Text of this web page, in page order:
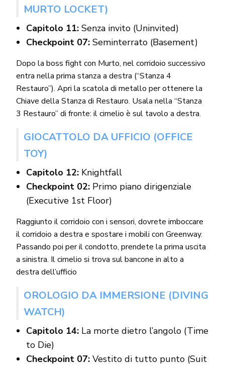
MURTO LOCKET)
Capitolo 11:Senza invito (Uninvited)
Checkpoint 07:Seminterrato (Basement)
Dopo la boss fight con Murto, nel corridoio successivo
entra nella prima stanza a destra (“Stanza 4
Restauro”). Apri la scatola di metallo per ottenere la
Chiave della Stanza di Restauro. Usala nella “Stanza
3 Restauro” di fronte: il cimelio è sul tavolo a destra.
GIOCATTOLO DA UFFICIO (OFFICE
TOY)
Capitolo 12:Knightfall
Checkpoint 02:Primo piano dirigenziale
(Executive 1st Floor)
Raggiunto il corridoio con i sensori, dovrete imboccare
il corridoio a destra e spostare i mobili con Greenway.
Passando poi per il condotto, prendete la prima uscita
a sinistra. Il cimelio si trova sul bancone in alto a
destra dell’ufficio
OROLOGIO DA IMMERSIONE (DIVING
WATCH)
Capitolo 14:La morte dietro l’angolo (Time
to Die)
Checkpoint 07:Vestito di tutto punto (Suit